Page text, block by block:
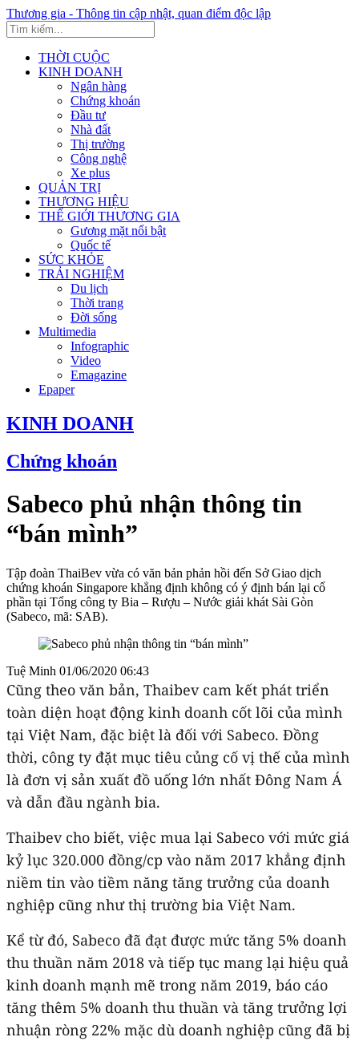
Thương gia - Thông tin cập nhật, quan điểm độc lập
THỜI CUỘC
KINH DOANH
Ngân hàng
Chứng khoán
Đầu tư
Nhà đất
Thị trường
Công nghệ
Xe plus
QUẢN TRỊ
THƯƠNG HIỆU
THẾ GIỚI THƯƠNG GIA
Gương mặt nổi bật
Quốc tế
SỨC KHỎE
TRẢI NGHIỆM
Du lịch
Thời trang
Đời sống
Multimedia
Infographic
Video
Emagazine
Epaper
KINH DOANH
Chứng khoán
Sabeco phủ nhận thông tin
“bán mình”
Tập đoàn ThaiBev vừa có văn bản phản hồi đến Sở Giao dịch
chứng khoán Singapore khẳng định không có ý định bán lại cổ
phần tại Tổng công ty Bia – Rượu – Nước giải khát Sài Gòn
(Sabeco, mã: SAB).
Tuệ Minh 01/06/2020 06:43
Cũng theo văn bản, Thaibev cam kết phát triển
toàn diện hoạt động kinh doanh cốt lõi của mình
tại Việt Nam, đặc biệt là đối với Sabeco. Đồng
thời, công ty đặt mục tiêu củng cố vị thế của mình
là đơn vị sản xuất đồ uống lớn nhất Đông Nam Á
và dẫn đầu ngành bia.
Thaibev cho biết, việc mua lại Sabeco với mức giá
kỷ lục 320.000 đồng/cp vào năm 2017 khẳng định
niềm tin vào tiềm năng tăng trưởng của doanh
nghiệp cũng như thị trường bia Việt Nam.
Kể từ đó, Sabeco đã đạt được mức tăng 5% doanh
thu thuần năm 2018 và tiếp tục mang lại hiệu quả
kinh doanh mạnh mẽ trong năm 2019, báo cáo
tăng thêm 5% doanh thu thuần và tăng trưởng lợi
nhuận ròng 22% mặc dù doanh nghiệp cũng đã bị